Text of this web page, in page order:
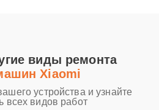
виды ремонта
Xiaomi
устройства и узнайте
всех видов работ